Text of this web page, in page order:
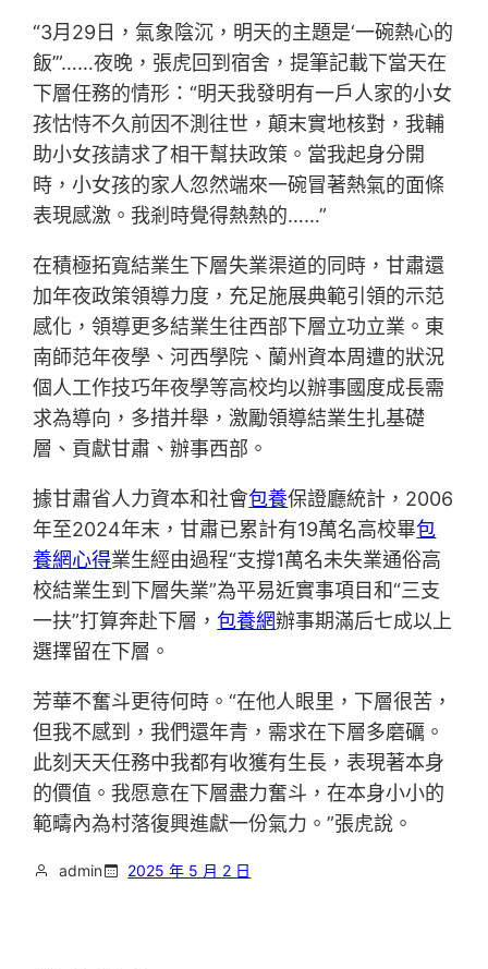
“3月29日，氣象陰沉，明天的主題是‘一碗熱心的
飯’”……夜晚，張虎回到宿舍，提筆記載下當天在
下層任務的情形：“明天我發明有一戶人家的小女
孩怙恃不久前因不測往世，顛末實地核對，我輔
助小女孩請求了相干幫扶政策。當我起身分開
時，小女孩的家人忽然端來一碗冒著熱氣的面條
表現感激。我剎時覺得熱熱的……”
在積極拓寬結業生下層失業渠道的同時，甘肅還
加年夜政策領導力度，充足施展典範引領的示范
感化，領導更多結業生往西部下層立功立業。東
南師范年夜學、河西學院、蘭州資本周遭的狀況
個人工作技巧年夜學等高校均以辦事國度成長需
求為導向，多措并舉，激勵領導結業生扎基礎
層、貢獻甘肅、辦事西部。
據甘肅省人力資本和社會包養保證廳統計，2006
年至2024年末，甘肅已累計有19萬名高校畢包
養網心得業生經由過程“支撐1萬名未失業通俗高
校結業生到下層失業”為平易近實事項目和“三支
一扶”打算奔赴下層，包養網辦事期滿后七成以上
選擇留在下層。
芳華不奮斗更待何時。“在他人眼里，下層很苦，
但我不感到，我們還年青，需求在下層多磨礪。
此刻天天任務中我都有收獲有生長，表現著本身
的價值。我愿意在下層盡力奮斗，在本身小小的
範疇內為村落復興進獻一份氣力。”張虎說。
admin 2025 年 5 月 2 日